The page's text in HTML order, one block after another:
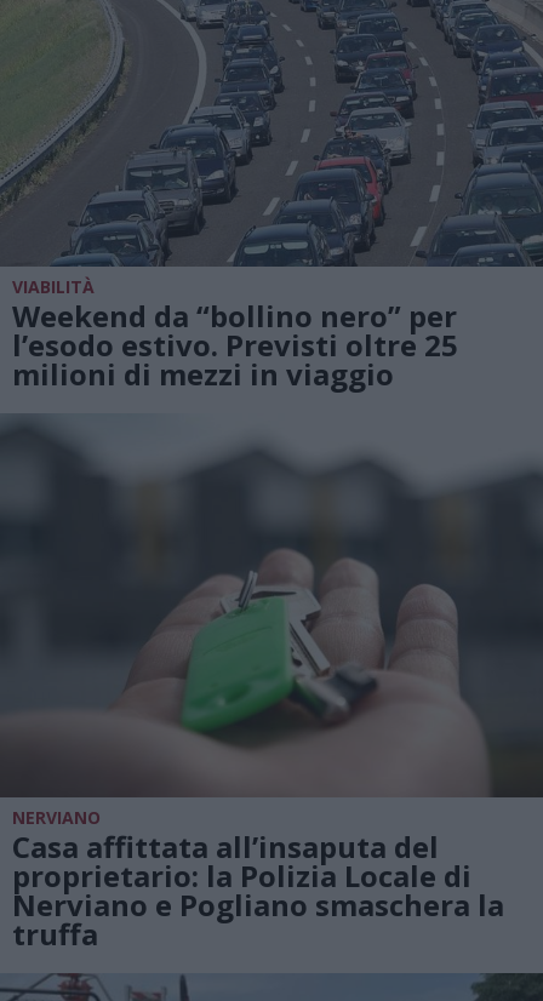
VIABILITÀ
Weekend da “bollino nero” per
l’esodo estivo. Previsti oltre 25
milioni di mezzi in viaggio
NERVIANO
Casa affittata all’insaputa del
proprietario: la Polizia Locale di
Nerviano e Pogliano smaschera la
truffa